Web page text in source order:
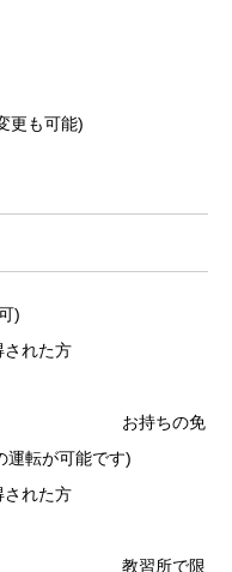
更も可能)
)
れた方
の免
運転が可能です)
れた方
で限